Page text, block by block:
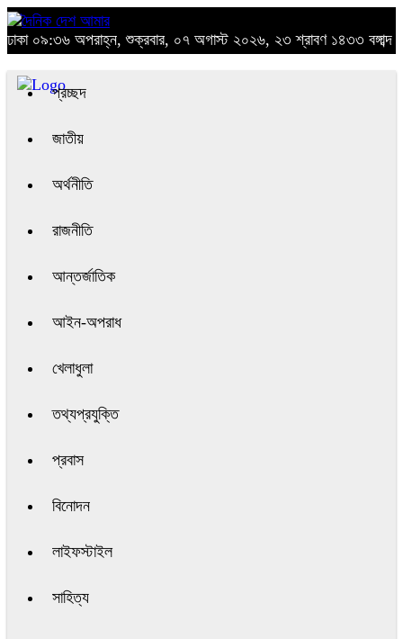
ঢাকা ০৯:৩৬ অপরাহ্ন, শুক্রবার, ০৭ অগাস্ট ২০২৬, ২৩ শ্রাবণ ১৪৩৩ বঙ্গাব্দ
প্রচ্ছদ
জাতীয়
অর্থনীতি
রাজনীতি
আন্তর্জাতিক
আইন-অপরাধ
খেলাধুলা
তথ্যপ্রযুক্তি
প্রবাস
বিনোদন
লাইফস্টাইল
সাহিত্য